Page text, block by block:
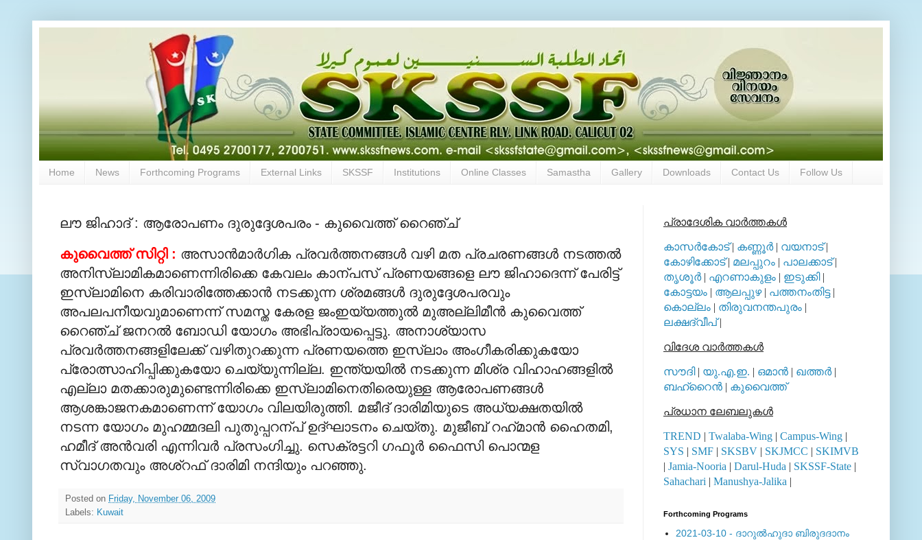
Home News Forthcoming Programs External Links SKSSF Institutions Online Classes Samastha Gallery Downloads Contact Us Follow Us
ലൗ ജിഹാദ് : ആരോപണം ദുരുദ്ദേശപരം - കുവൈത്ത് റൈഞ്ച്
കുവൈത്ത് സിറ്റി : അസാന്‍മാര്‍ഗിക പ്രവര്‍ത്തനങ്ങള്‍ വഴി മത പ്രചരണങ്ങള്‍ നടത്തല്‍
അനിസ്‍ലാമികമാണെന്നിരിക്കെ കേവലം കാന്പസ് പ്രണയങ്ങളെ ലൗ ജിഹാദെന്ന് പേരിട്ട്
ഇസ്‍ലാമിനെ കരിവാരിത്തേക്കാന്‍ നടക്കുന്ന ശ്രമങ്ങള്‍ ദുരുദ്ദേശപരവും
അപലപനീയവുമാണെന്ന് സമസ്ത കേരള ജംഇയ്യത്തുല്‍ മുഅല്ലിമീന്‍ കുവൈത്ത്
റൈഞ്ച് ജനറല്‍ ബോഡി യോഗം അഭിപ്രായപ്പെട്ടു. അനാശ്യാസ
പ്രവര്‍ത്തനങ്ങളിലേക്ക് വഴിതുറക്കുന്ന പ്രണയത്തെ ഇസ്‍ലാം അംഗീകരിക്കുകയോ
പ്രോത്സാഹിപ്പിക്കുകയോ ചെയ്യുന്നില്ല. ഇന്ത്യയില്‍ നടക്കുന്ന മിശ്ര വിഹാഹങ്ങളില്‍
എല്ലാ മതക്കാരുമുണ്ടെന്നിരിക്കെ ഇസ്‍ലാമിനെതിരെയുള്ള ആരോപണങ്ങള്‍
ആശങ്കാജനകമാണെന്ന് യോഗം വിലയിരുത്തി. മജീദ് ദാരിമിയുടെ അധ്യക്ഷതയില്‍
നടന്ന യോഗം മുഹമ്മദലി പുതുപ്പറന്പ് ഉദ്ഘാടനം ചെയ്തു. മുജീബ് റഹ്‍മാന്‍ ഹൈതമി,
ഹമീദ് അന്‍വരി എന്നിവര്‍ പ്രസംഗിച്ചു. സെക്രട്ടറി ഗഫൂര്‍ ഫൈസി പൊന്മള
സ്വാഗതവും അശ്റഫ് ദാരിമി നന്ദിയും പറഞ്ഞു.
Posted on Friday, November 06, 2009
Labels: Kuwait
പ്രാദേശിക വാര്‍ത്തകള്‍
കാസര്‍കോട്| കണ്ണൂര്‍| വയനാട്|
കോഴിക്കോട്| മലപ്പുറം | പാലക്കാട്|
തൃശൂര്‍| എറണാകുളം | ഇടുക്കി|
കോട്ടയം | ആലപ്പുഴ| പത്തനംതിട്ട|
കൊല്ലം | തിരുവനന്തപുരം |
ലക്ഷദ്വീപ്|
വിദേശ വാര്‍ത്തകള്‍
സൗദി| യു.എ.ഇ. | ഒമാന്‍ | ഖത്തര്‍|
ബഹ്റൈന്‍ | കുവൈത്ത്
പ്രധാന ലേബലുകള്‍
TREND | Twalaba-Wing | Campus-Wing |
SYS | SMF | SKSBV | SKJMCC | SKIMVB
| Jamia-Nooria | Darul-Huda | SKSSF-State |
Sahachari | Manushya-Jalika |
Forthcoming Programs
2021-03-10 - ദാറുല്‍ഹുദാ ബിരുദദാനം